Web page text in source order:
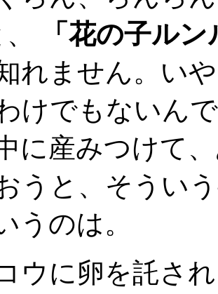
「花の子ル
れません。い
けでもないん
に産みつけて
うと、そうい
うのは。
ウに卵を託さ